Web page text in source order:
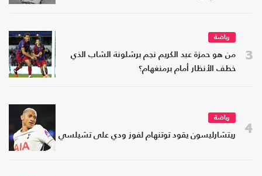
3
رياضة
من هو حمزة عبد الكريم نجم برشلونة الشاب الذي
خطف الأنظار أمام برمنغهام؟
4
رياضة
ريتشارليسون يقود توتنهام لفوز ودي على تشيلسي